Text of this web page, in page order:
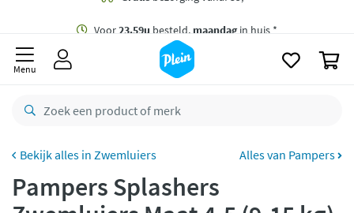
besteld,maandag
retourneren
CO2 neutraal
Betaal met Klarna
Menu
Zwemluiers Alles van Pampers
Pampers Splashers